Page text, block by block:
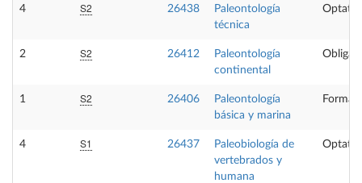
4 S2 26438
Paleontología
técnica
2 S2 26412
Paleontología
continental
1 S2 26406
Paleontología
básica y marina
4 S1 26437
Paleobiología de
vertebrados y
humana